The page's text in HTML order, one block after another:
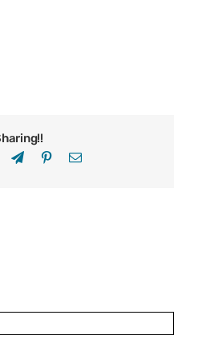
TelegramPinterestEmail